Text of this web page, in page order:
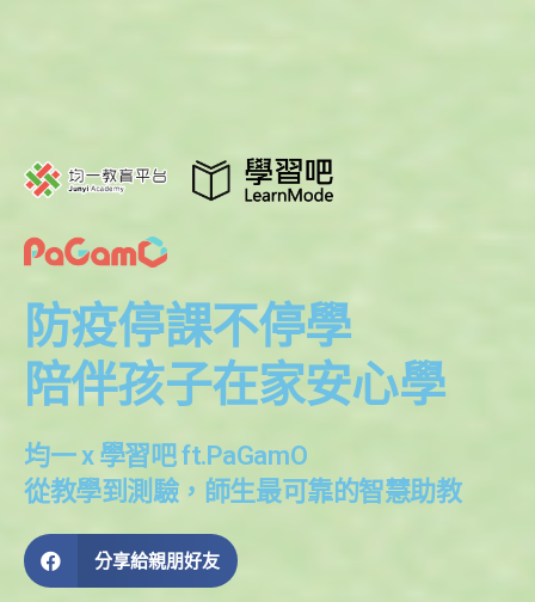
防疫停課不停學
陪伴孩子在家安心學
均一 x 學習吧 ft.PaGamO
從教學到測驗，師生最可靠的智慧助教
分享給親朋好友